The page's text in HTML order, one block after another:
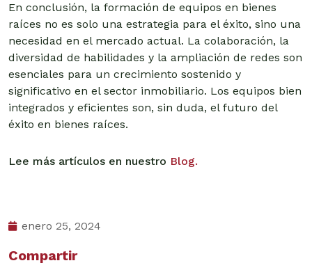
En conclusión, la formación de equipos en bienes
raíces no es solo una estrategia para el éxito, sino una
necesidad en el mercado actual. La colaboración, la
diversidad de habilidades y la ampliación de redes son
esenciales para un crecimiento sostenido y
significativo en el sector inmobiliario. Los equipos bien
integrados y eficientes son, sin duda, el futuro del
éxito en bienes raíces.
Lee más artículos en nuestro Blog.
enero 25, 2024
Compartir